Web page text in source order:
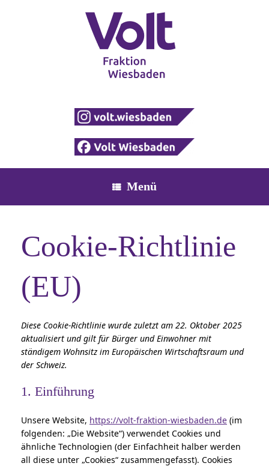
Menü
Cookie-Richtlinie
(EU)
Diese Cookie-Richtlinie wurde zuletzt am 22. Oktober 2025
aktualisiert und gilt für Bürger und Einwohner mit
ständigem Wohnsitz im Europäischen Wirtschaftsraum und
der Schweiz.
1. Einführung
Unsere Website, https://volt-fraktion-wiesbaden.de (im
folgenden: „Die Website“) verwendet Cookies und
ähnliche Technologien (der Einfachheit halber werden
all diese unter „Cookies“ zusammengefasst). Cookies